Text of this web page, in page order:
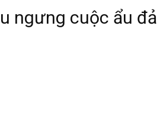
ngưng cuộc ẩu đả